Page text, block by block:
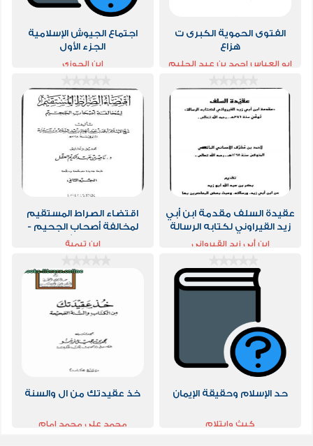
الفتوى الحموية الكبرى ت
هزاع
ابو العباس احمد بن عبد الحليم
بن عبد السلام بن تيمية الحراني
اجتماع الجيوش الإسلامية
الجزء الأول
ابن الجوزي
عقيدة السلف مقدمة ابن أبي
زيد القيراوني لكتابه الرسالة
ابن أبي زيد القيرواني
اقتضاء الصراط المستقيم
لمخالفة أصحاب الجحيم -
المجلد الثاني
ابن تيمية
حد الإسلام وحقيقة الإيمان
كيث وايتلام
خذ عقيدتك من ال والسنة
محمد علي محمد امام